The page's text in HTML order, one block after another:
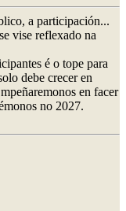
a participación...
vise reflexado na
é o tope para
debe crecer en
en facer
no 2027.